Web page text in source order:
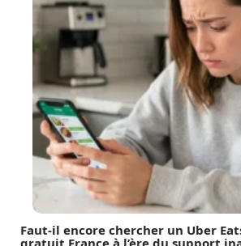
Faut-il encore chercher un Uber